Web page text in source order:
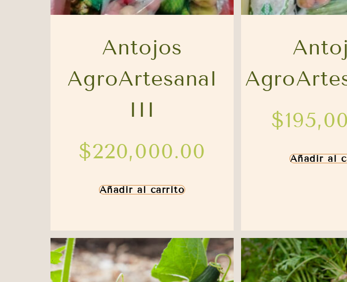
Antojos
AgroArtesanal
III
$220,000.00
Añadir al carrito
$
Añadir al